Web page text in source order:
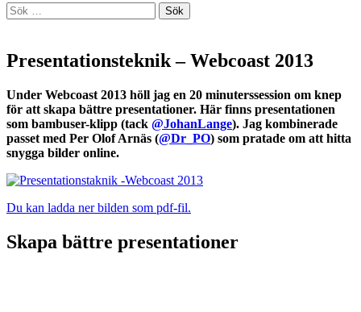
Sök
efter:
Presentationsteknik – Webcoast 2013
Under Webcoast 2013 höll jag en 20 minuterssession om knep
för att skapa bättre presentationer. Här finns presentationen
som bambuser-klipp (tack @JohanLange). Jag kombinerade
passet med Per Olof Arnäs (@Dr_PO) som pratade om att hitta
snygga bilder online.
Du kan ladda ner bilden som pdf-fil.
Skapa bättre presentationer